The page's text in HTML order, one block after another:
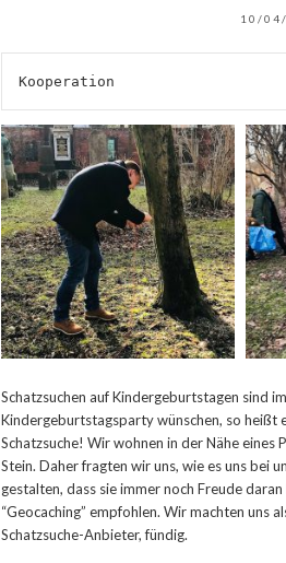
10/
Kooperation
Schatzsuchen auf Kindergeburtstagen sind
Kindergeburtstagsparty wünschen, so heißt
Schatzsuche! Wir wohnen in der Nähe
Stein. Daher fragten wir uns, wie es uns bei
gestalten, dass sie immer noch Freude
“Geocaching” empfohlen. Wir machten uns
Schatzsuche-Anbieter, fündig.